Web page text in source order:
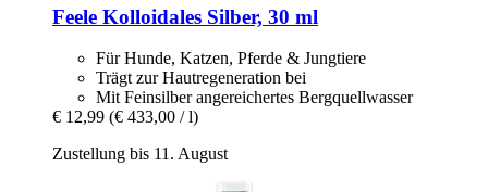
Feele Kolloidales Silber, 30 ml
Für Hunde, Katzen, Pferde & Jungtiere
Trägt zur Hautregeneration bei
Mit Feinsilber angereichertes Bergquellwasser
€ 12,99 (€ 433,00 / l)
Zustellung bis 11. August